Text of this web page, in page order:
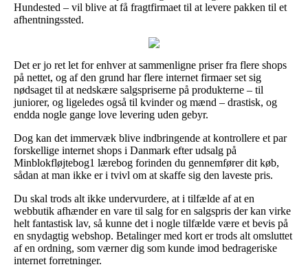
Hundested – vil blive at få fragtfirmaet til at levere pakken til et
afhentningssted.
Det er jo ret let for enhver at sammenligne priser fra flere shops
på nettet, og af den grund har flere internet firmaer set sig
nødsaget til at nedskære salgspriserne på produkterne – til
juniorer, og ligeledes også til kvinder og mænd – drastisk, og
endda nogle gange love levering uden gebyr.
Dog kan det immervæk blive indbringende at kontrollere et par
forskellige internet shops i Danmark efter udsalg på
Minblokfløjtebog1 lærebog forinden du gennemfører dit køb,
sådan at man ikke er i tvivl om at skaffe sig den laveste pris.
Du skal trods alt ikke undervurdere, at i tilfælde af at en
webbutik afhænder en vare til salg for en salgspris der kan virke
helt fantastisk lav, så kunne det i nogle tilfælde være et bevis på
en snydagtig webshop. Betalinger med kort er trods alt omsluttet
af en ordning, som værner dig som kunde imod bedrageriske
internet forretninger.